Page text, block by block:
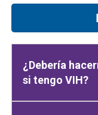
¿Debería
si tengo VIH?